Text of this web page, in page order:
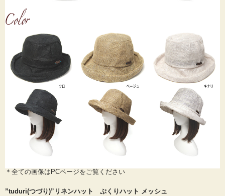
＊全ての画像はPCページをご覧ください
”tuduri(つづり)”リネンハット ぷくりハット メッシュ